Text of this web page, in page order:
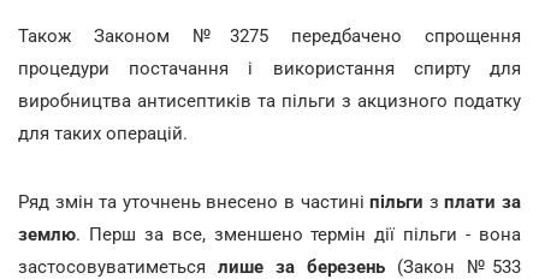
Також Законом №3275 передбачено спрощення
процедури постачання і використання спирту для
виробництва антисептиків та пільги з акцизного податку
для таких операцій.
Ряд змін та уточнень внесено в частині пільги зплати за
землю. Перш за все, зменшено термін дії пільги - вона
застосовуватиметься лише за березень (Закон №533